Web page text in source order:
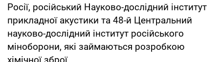
Росії, російський Науково-дослідний інститут
прикладної акустики та 48-й Центральний
науково-дослідний інститут російського
міноборони, які займаються розробкою
хімічної зброї.